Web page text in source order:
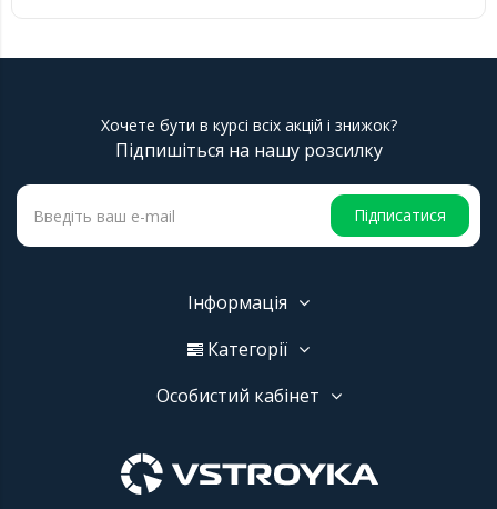
Хочете бути в курсі всіх акцій і знижок?
Підпишіться на нашу розсилку
Підписатися
Інформація
Категорії
Особистий кабінет